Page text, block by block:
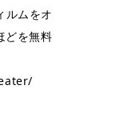
ルムをオ
どを無料